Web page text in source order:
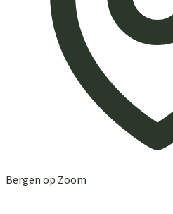
Bergen op Zoom